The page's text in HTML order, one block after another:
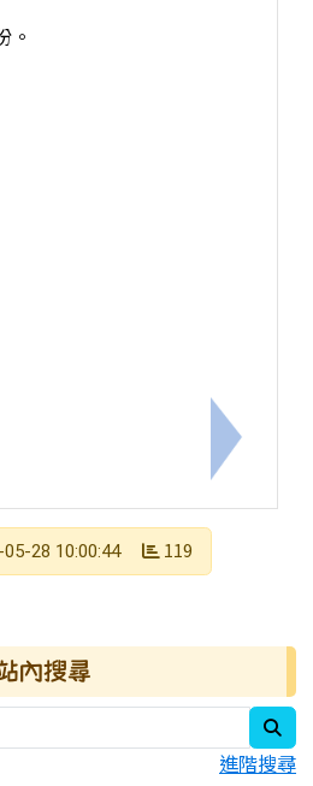
人權議題輔導團辦理「人權教育
。
下一筆：
28 10:00:44 119
內搜尋
進階搜尋